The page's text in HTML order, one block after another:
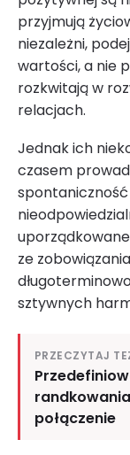
przyjmują
niezależni,
wartości, a nie
rozkwitają w
relacjach.
Jednak ich
czasem
ze
sztywnych
PRZECZYTAJ
połączenie